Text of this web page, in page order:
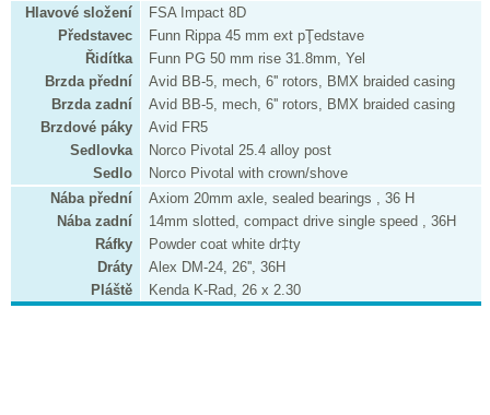
Hlavové složení
FSA Impact 8D
Představec
Funn Rippa 45 mm ext pŢedstave
Řidítka
Funn PG 50 mm rise 31.8mm, Yel
Brzda přední
Avid BB-5, mech, 6'' rotors, BMX braided casing
Brzda zadní
Avid BB-5, mech, 6'' rotors, BMX braided casing
Brzdové páky
Avid FR5
Sedlovka
Norco Pivotal 25.4 alloy post
Sedlo
Norco Pivotal with crown/shove
Nába přední
Axiom 20mm axle, sealed bearings , 36 H
Nába zadní
14mm slotted, compact drive single speed , 36H
Ráfky
Powder coat white dr‡ty
Dráty
Alex DM-24, 26'', 36H
Pláště
Kenda K-Rad, 26 x 2.30